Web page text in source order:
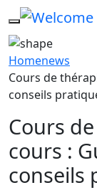
Homenews
Cours de
conseils
Cours
cours :
conseils